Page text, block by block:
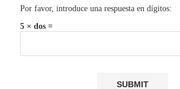
Por favor, introduce una respuesta en dígitos:
5 × dos =